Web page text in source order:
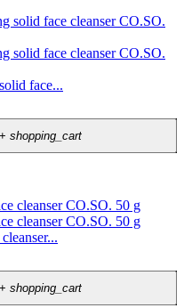
face...
+shopping_cart
+shopping_cart